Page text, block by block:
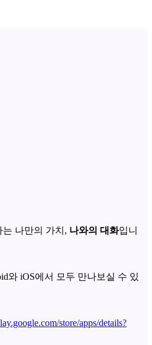
나만의 가치, 나와의 대화입니
와 iOS에서 모두 만나보실 수 있
store/apps/details?